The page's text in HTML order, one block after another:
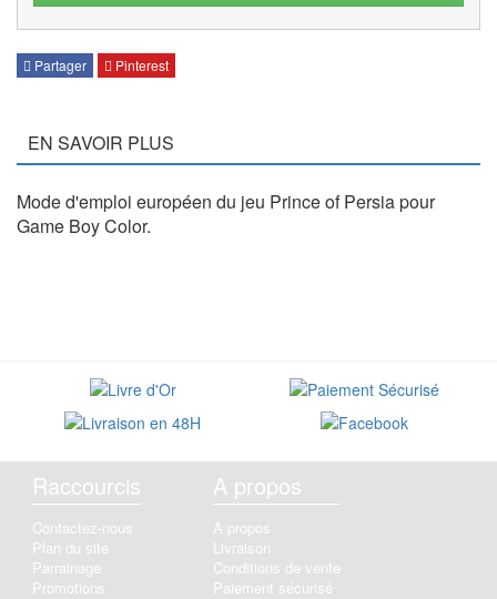
Partager Pinterest
EN SAVOIR PLUS
Mode d'emploi européen du jeu Prince of Persia pour
Game Boy Color.
Raccourcis
Contactez-nous
Plan du site
Parrainage
Promotions
A propos
A propos
Livraison
Conditions de vente
Paiement sécurisé